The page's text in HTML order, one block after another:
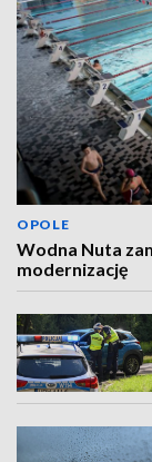
OPOLE
Wodna Nuta
modernizację